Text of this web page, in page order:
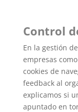
Control
En la gestión
empresas como
cookies de
feedback al
explicamos si
apuntado en